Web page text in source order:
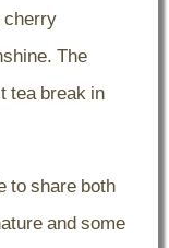
cherry
The
tea break in
to share both
and some